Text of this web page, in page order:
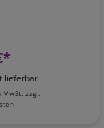
lieferbar
MwSt. zzgl.